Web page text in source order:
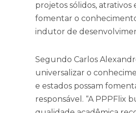
projetos sólidos,
fomentar o
indutor de
Segundo Carlos
universalizar o
e estados possam
responsável. “A PPPFlix